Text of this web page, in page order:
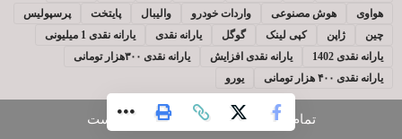
هواوی
هوش مصنوعی واردات خودرو والیبال پایتخت
پرسپولیس
چین
ژاپن کپی لینک گوگل یارانه نقدی
یارانه نقدی 1 میلیونی
یارانه نقدی 1402
یارانه نقدی افزایش
یارانه نقدی ۳۰۰هزار تومانی
یارانه نقدی ۴۰۰ هزار تومانی
یورو
تمام حقوق نزدآفتاب شرقمحفوظ است